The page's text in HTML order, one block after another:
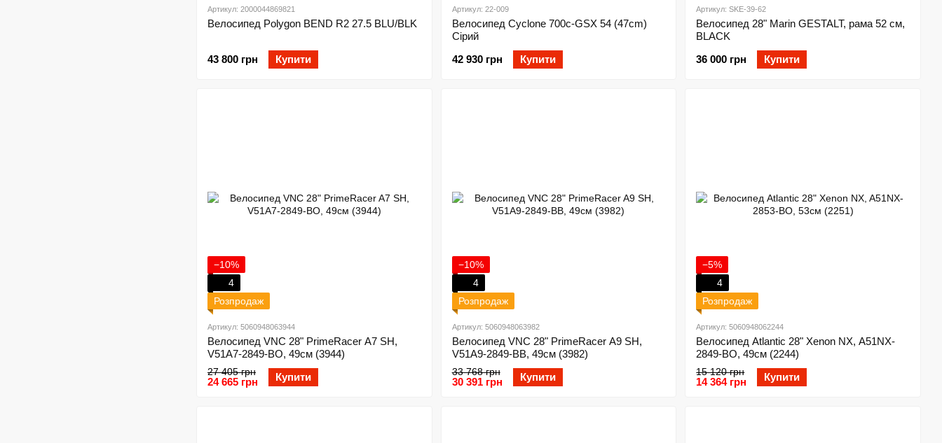
Артикул: 2000044869821
Велосипед Polygon BEND R2 27.5 BLU/BLK
43 800 грн Купити
Артикул: 22-009
Велосипед Cyclone 700c-GSX 54 (47cm)
Сірий
42 930 грн
Купити
Артикул: SKE-39-62
Велосипед 28" Marin GESTALT, рама 52 см,
BLACK
36 000 грн
Купити
−10%
4
Розпродаж
Артикул: 5060948063944
Велосипед VNC 28" PrimeRacer A7 SH,
V51A7-2849-BO, 49см (3944)
27 405 грн
24 665 грн Купити
−10%
4
Розпродаж
Артикул: 5060948063982
Велосипед VNC 28" PrimeRacer A9 SH,
V51A9-2849-BB, 49см (3982)
33 768 грн
30 391 грн Купити
−5%
4
Розпродаж
Артикул: 5060948062244
Велосипед Atlantic 28" Xenon NX, A51NX-
2849-BO, 49см (2244)
15 120 грн
14 364 грн Купити